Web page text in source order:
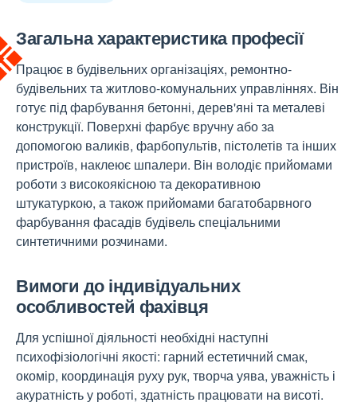
Загальна характеристика професії
Працює в будівельних організаціях, ремонтно-
будівельних та житлово-комунальних управліннях. Він
готує під фарбування бетонні, дерев'яні та металеві
конструкції. Поверхні фарбує вручну або за
допомогою валиків, фарбопультів, пістолетів та інших
пристроїв, наклеює шпалери. Він володіє прийомами
роботи з високоякісною та декоративною
штукатуркою, а також прийомами багатобарвного
фарбування фасадів будівель спеціальними
синтетичними розчинами.
Вимоги до індивідуальних
особливостей фахівця
Для успішної діяльності необхідні наступні
психофізіологічні якості: гарний естетичний смак,
окомір, координація руху рук, творча уява, уважність і
акуратність у роботі, здатність працювати на висоті.